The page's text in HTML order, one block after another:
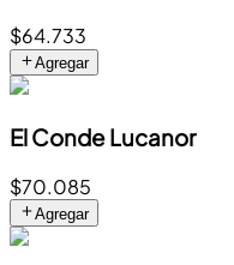
$64.733
Agregar
El Conde Lucanor
$70.085
Agregar